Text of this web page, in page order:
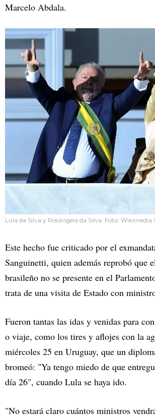
Marcelo Abdala.
Lula da Silva y Rosângela da Silva. Foto: Wikimedia
Este hecho fue criticado por el
Sanguinetti, quien además reprobó que
brasileño no se presente en el
trata de una visita de Estado con
Fueron tantas las idas y venidas para
o viaje, como los tires y aflojes con la
miércoles 25 en Uruguay, que un
bromeó: "Ya tengo miedo de que
día 26", cuando Lula se haya ido.
"No estará claro cuántos ministros